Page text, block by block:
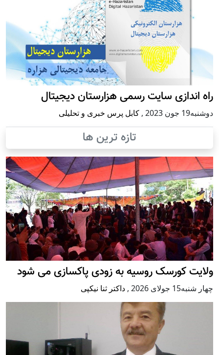
راه اندازی سایت رسمی هزارستان دیجیتال
دوشنبه19 جون 2023 , کابل پرس خبری و تحلیلی
تازه ترین ها
ولایت کورسک روسیه به زودی پاکسازی می شود
چهار شنبه15 جولای 2026 , داکتر ثنا نیکپی